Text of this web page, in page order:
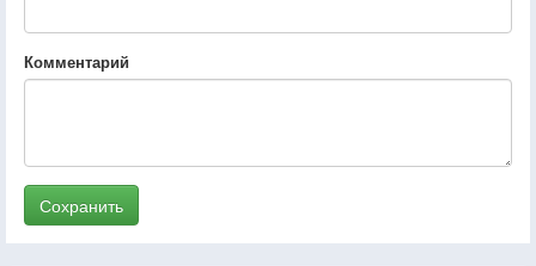
Комментарий
Сохранить